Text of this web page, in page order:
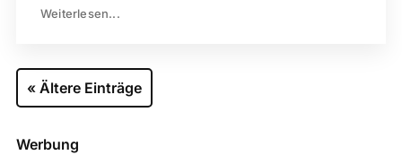
Weiterlesen...
« Ältere Einträge
Werbung